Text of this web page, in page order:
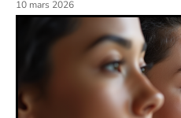
10 mars 2026